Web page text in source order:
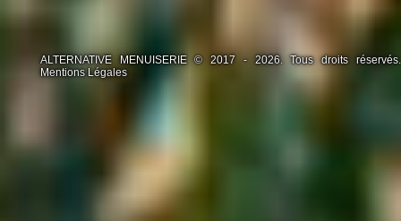
ALTERNATIVE MENUISERIE © 2017 - 2026. Tous droits réservés.
Mentions Légales